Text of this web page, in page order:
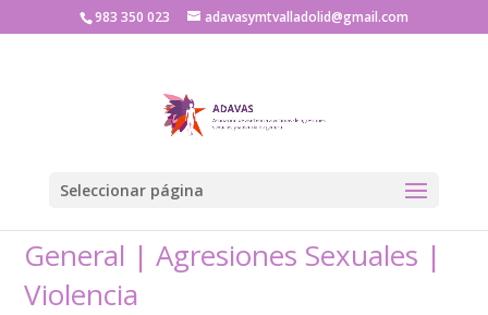
983 350 023 adavasymtvalladolid@gmail.com
Seleccionar página
General |Agresiones Sexuales |
Violencia